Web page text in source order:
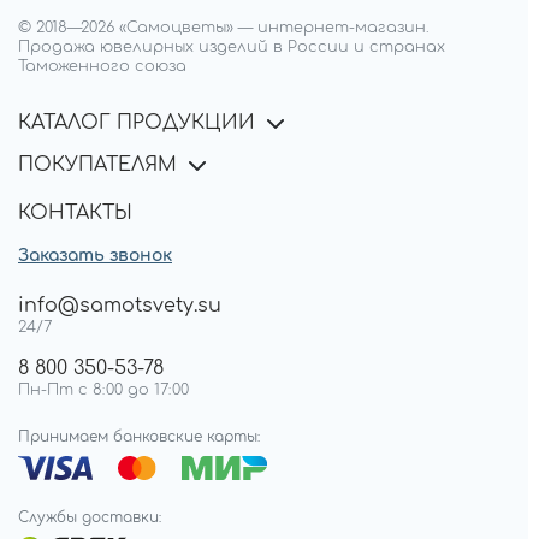
© 2018—2026 «Самоцветы» — интернет-магазин.
Продажа ювелирных изделий в России и странах
Таможенного союза
КАТАЛОГ ПРОДУКЦИИ
ПОКУПАТЕЛЯМ
КОНТАКТЫ
Заказать звонок
info@samotsvety.su
24/7
8 800 350-53-78
Пн-Пт с 8:00 до 17:00
Принимаем банковские карты:
Службы доставки: